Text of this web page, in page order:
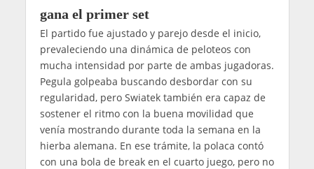
gana el primer set
El partido fue ajustado y parejo desde el inicio,
prevaleciendo una dinámica de peloteos con
mucha intensidad por parte de ambas jugadoras.
Pegula golpeaba buscando desbordar con su
regularidad, pero Swiatek también era capaz de
sostener el ritmo con la buena movilidad que
venía mostrando durante toda la semana en la
hierba alemana. En ese trámite, la polaca contó
con una bola de break en el cuarto juego, pero no